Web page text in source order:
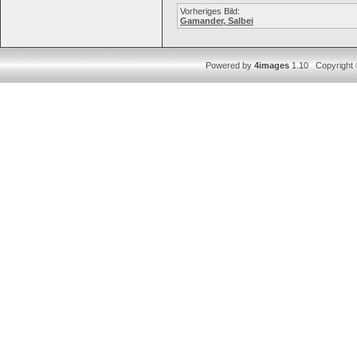
Vorheriges Bild:
Gamander, Salbei
Powered by4images1.10 Copyright